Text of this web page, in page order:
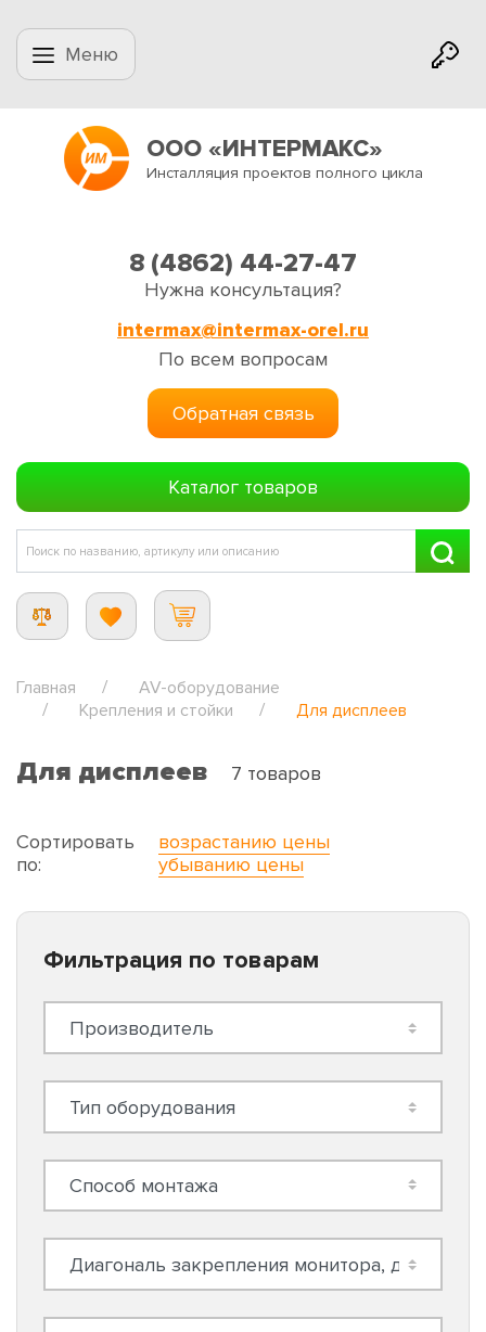
Меню
ООО «ИНТЕРМАКС»
Инсталляция проектов полного цикла
8 (4862) 44-27-47
Нужна консультация?
intermax@intermax-orel.ru
По всем вопросам
Обратная связь
Каталог товаров
Главная
AV-оборудование
Крепления и стойки
Для дисплеев
Для дисплеев 7 товаров
Сортировать
по:
возрастанию цены
убыванию цены
Фильтрация по товарам